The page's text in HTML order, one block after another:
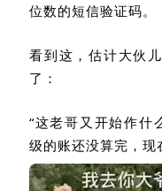
位数的短信验证码。
看到这，估计大伙
了：
“这老哥又开始作什
级的账还没算完，现